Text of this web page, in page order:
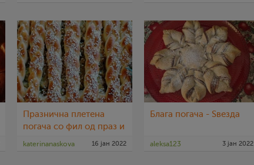
Празнична плетена
погача со фил од праз и
кисела зелка
katerinanaskova 16 јан 2022
Блага погача - Ѕвезда
aleksa123 3 јан 2022